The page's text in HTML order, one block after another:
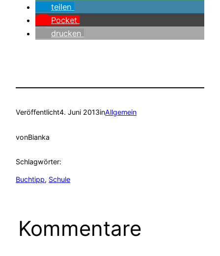
teilen
Pocket
drucken
Veröffentlicht4. Juni 2013inAllgemein
vonBianka
Schlagwörter:
Buchtipp, Schule
Kommentare